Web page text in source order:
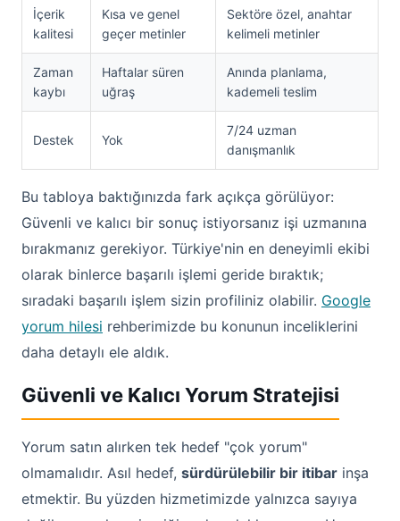
İçerik
kalitesi
Kısa ve genel
geçer metinler
Sektöre özel, anahtar
kelimeli metinler
Zaman
kaybı
Haftalar süren
uğraş
Anında planlama,
kademeli teslim
Destek Yok
7/24 uzman
danışmanlık
Bu tabloya baktığınızda fark açıkça görülüyor:
Güvenli ve kalıcı bir sonuç istiyorsanız işi uzmanına
bırakmanız gerekiyor. Türkiye'nin en deneyimli ekibi
olarak binlerce başarılı işlemi geride bıraktık;
sıradaki başarılı işlem sizin profiliniz olabilir. Google
yorum hilesi rehberimizde bu konunun inceliklerini
daha detaylı ele aldık.
Güvenli ve Kalıcı Yorum Stratejisi
Yorum satın alırken tek hedef "çok yorum"
olmamalıdır. Asıl hedef, sürdürülebilir bir itibar inşa
etmektir. Bu yüzden hizmetimizde yalnızca sayıya